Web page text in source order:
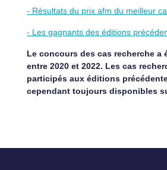
- Résultats du prix afm du meilleur
- Les gagnants des éditions
Le concours des cas recherche a
entre 2020 et 2022. Les cas
participés aux éditions
cependant toujours disponibles